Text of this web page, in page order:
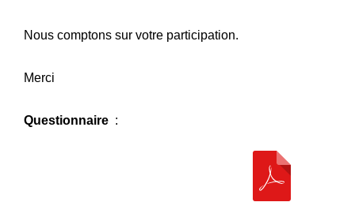
Nous comptons sur votre participation.
Merci
Questionnaire :